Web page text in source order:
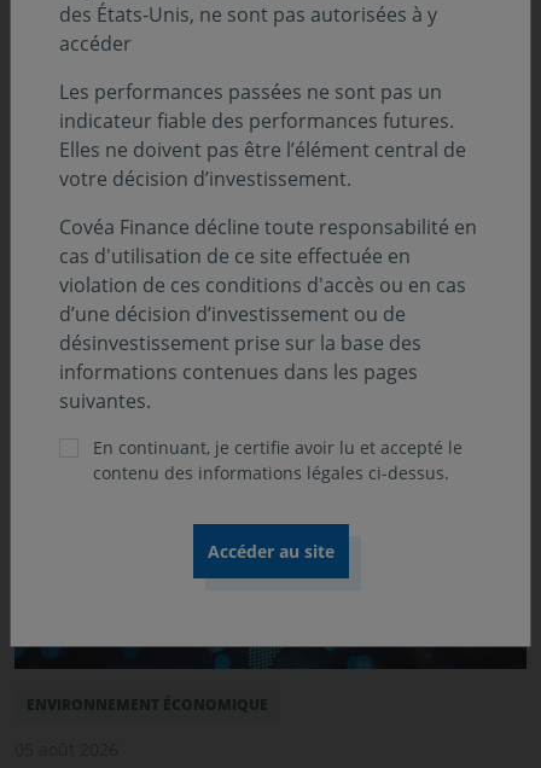
Découvrez tous nos décryptages
ENVIRONNEMENT ÉCONOMIQUE
des États-Unis, ne sont pas autorisées à y
accéder
Les performances passées ne sont pas un
indicateur fiable des performances futures.
Elles ne doivent pas être l’élément central de
votre décision d’investissement.
Covéa Finance décline toute responsabilité en
cas d'utilisation de ce site effectuée en
violation de ces conditions d'accès ou en cas
d’une décision d’investissement ou de
désinvestissement prise sur la base des
informations contenues dans les pages
suivantes.
En continuant, je certifie avoir lu et accepté le
contenu des informations légales ci-dessus.